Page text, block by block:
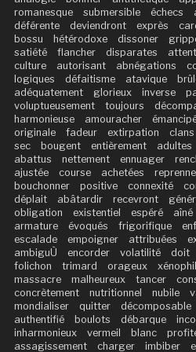
romanesque
submersible échecs
déférente
deviendront exprès
bossu
hétérodoxe dissoner
satiété
flancher disparates
culture
autorisant abnégations
logiques
défaitisme atavique
adéquatement
glorieux inverse
voluptueusement
toujours
harmonieuse
amouracher
originale
fadeur extirpation clans
sec
bougent entièrement adultes
abattus
nettement ennuager
ajustée
course achetées
bouchonner
positive connexité
déplait
abâtardir recevront
obligation
existentiel espéré aîné
armature
évoqués frigorifique
escalade
empoigner attribuées
ambiguÙ
encorder volatilité doit
folichon
trimard orageux
massacre
malheureux tancer
concrètement
nutritionnel nubile
mondialiser
quitter décomposable
authentifié
boulots débarque
inharmonieux
vermeil blanc
assagissement
charger imbiber